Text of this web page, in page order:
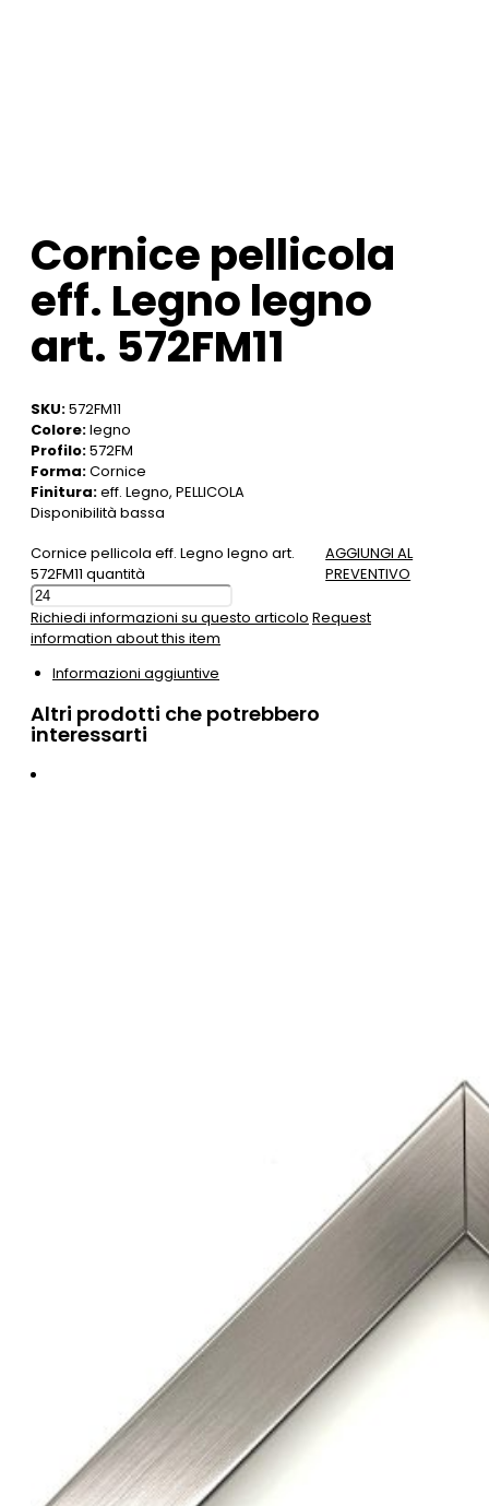
Cornice pellicola
eff. Legno legno
art. 572FM11
SKU:572FM11
Colore:legno
Profilo:572FM
Forma:Cornice
Finitura:eff. Legno, PELLICOLA
Disponibilità bassa
Cornice pellicola eff. Legno legno art.
572FM11 quantità
AGGIUNGI AL
PREVENTIVO
Richiedi informazioni su questo articolo Request
information about this item
Informazioni aggiuntive
Altri prodotti che potrebbero
interessarti